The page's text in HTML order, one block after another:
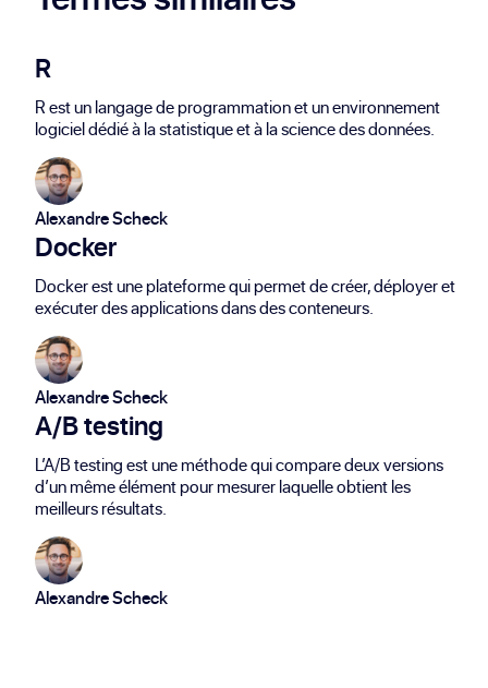
R
R est un langage de programmation et un environnement
logiciel dédié à la statistique et à la science des données.
Alexandre Scheck
Docker
Docker est une plateforme qui permet de créer, déployer et
exécuter des applications dans des conteneurs.
Alexandre Scheck
A/B testing
L’A/B testing est une méthode qui compare deux versions
d’un même élément pour mesurer laquelle obtient les
meilleurs résultats.
Alexandre Scheck